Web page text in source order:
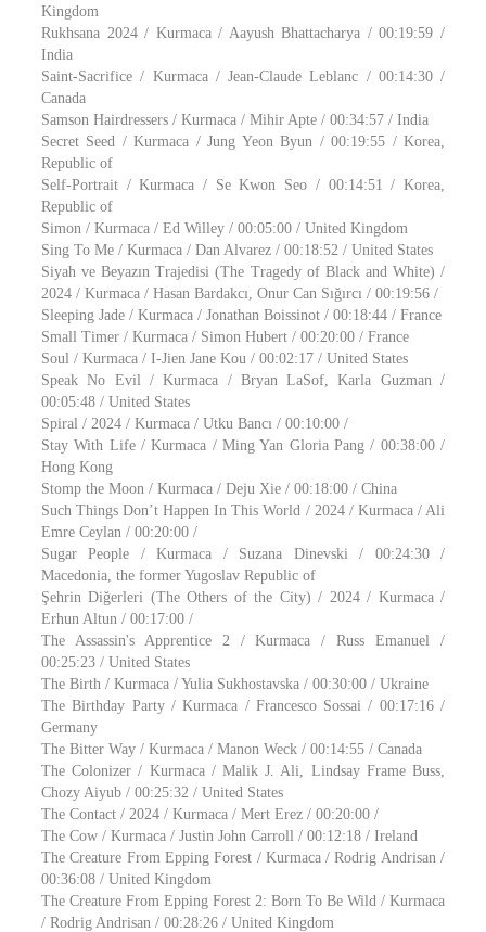
Kingdom
Rukhsana 2024 / Kurmaca / Aayush Bhattacharya / 00:19:59 /
India
Saint-Sacrifice / Kurmaca / Jean-Claude Leblanc / 00:14:30 /
Canada
Samson Hairdressers / Kurmaca / Mihir Apte / 00:34:57 / India
Secret Seed / Kurmaca / Jung Yeon Byun / 00:19:55 / Korea,
Republic of
Self-Portrait / Kurmaca / Se Kwon Seo / 00:14:51 / Korea,
Republic of
Simon / Kurmaca / Ed Willey / 00:05:00 / United Kingdom
Sing To Me / Kurmaca / Dan Alvarez / 00:18:52 / United States
Siyah ve Beyazın Trajedisi (The Tragedy of Black and White) /
2024 / Kurmaca / Hasan Bardakcı, Onur Can Sığırcı / 00:19:56 /
Sleeping Jade / Kurmaca / Jonathan Boissinot / 00:18:44 / France
Small Timer / Kurmaca / Simon Hubert / 00:20:00 / France
Soul / Kurmaca / I-Jien Jane Kou / 00:02:17 / United States
Speak No Evil / Kurmaca / Bryan LaSof, Karla Guzman /
00:05:48 / United States
Spiral / 2024 / Kurmaca / Utku Bancı / 00:10:00 /
Stay With Life / Kurmaca / Ming Yan Gloria Pang / 00:38:00 /
Hong Kong
Stomp the Moon / Kurmaca / Deju Xie / 00:18:00 / China
Such Things Don’t Happen In This World / 2024 / Kurmaca / Ali
Emre Ceylan / 00:20:00 /
Sugar People / Kurmaca / Suzana Dinevski / 00:24:30 /
Macedonia, the former Yugoslav Republic of
Şehrin Diğerleri (The Others of the City) / 2024 / Kurmaca /
Erhun Altun / 00:17:00 /
The Assassin's Apprentice 2 / Kurmaca / Russ Emanuel /
00:25:23 / United States
The Birth / Kurmaca / Yulia Sukhostavska / 00:30:00 / Ukraine
The Birthday Party / Kurmaca / Francesco Sossai / 00:17:16 /
Germany
The Bitter Way / Kurmaca / Manon Weck / 00:14:55 / Canada
The Colonizer / Kurmaca / Malik J. Ali, Lindsay Frame Buss,
Chozy Aiyub / 00:25:32 / United States
The Contact / 2024 / Kurmaca / Mert Erez / 00:20:00 /
The Cow / Kurmaca / Justin John Carroll / 00:12:18 / Ireland
The Creature From Epping Forest / Kurmaca / Rodrig Andrisan /
00:36:08 / United Kingdom
The Creature From Epping Forest 2: Born To Be Wild / Kurmaca
/ Rodrig Andrisan / 00:28:26 / United Kingdom